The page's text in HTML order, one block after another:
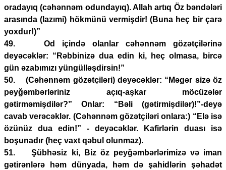
oradayıq (cəhənnəm odundayıq). Allah artıq Öz bəndələri
arasında (lazımi) hökmünü vermişdir! (Buna heç bir çarə
yoxdur!)”
49. Od içində olanlar cəhənnəm gözətçilərinə
deyəcəklər: “Rəbbinizə dua edin ki, heç olmasa, bircə
gün əzabımızı yüngülləşdirsin!”
50. (Cəhənnəm gözətçiləri) deyəcəklər: “Məgər sizə öz
peyğəmbərləriniz açıq-aşkar möcüzələr
gətirməmişdilər?” Onlar: “Bəli (gətirmişdilər)!”-deyə
cavab verəcəklər. (Cəhənnəm gözətçiləri onlara:) “Elə isə
özünüz dua edin!” - deyəcəklər. Kafirlərin duası isə
boşunadır (heç vaxt qəbul olunmaz).
51. Şübhəsiz ki, Biz öz peyğəmbərlərimizə və iman
gətirənlərə həm dünyada, həm də şahidlərin şəhadət